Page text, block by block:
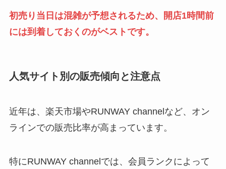
初売り当日は混雑が予想されるため、開店1時間前
には到着しておくのがベストです。
人気サイト別の販売傾向と注意点
近年は、楽天市場やRUNWAY channelなど、オン
ラインでの販売比率が高まっています。
特にRUNWAY channelでは、会員ランクによって